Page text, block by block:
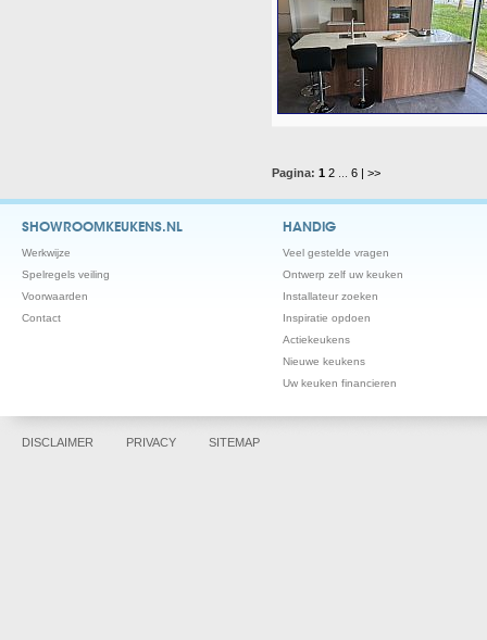
Pagina: 1 2 6 | >>
SHOWROOMKEUKENS.NL
Werkwijze
Spelregels veiling
Voorwaarden
Contact
HANDIG
Veel gestelde vragen
Ontwerp zelf uw keuken
Installateur zoeken
Inspiratie opdoen
Actiekeukens
Nieuwe keukens
Uw keuken financieren
DISCLAIMER PRIVACY SITEMAP